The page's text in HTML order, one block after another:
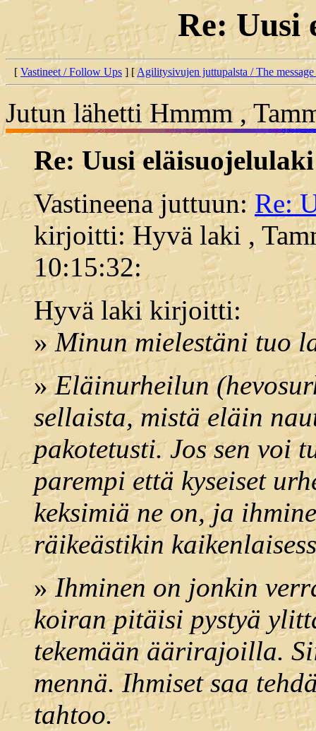
Re: Uusi
[ Vastineet / Follow Ups ] [Agilitysivujen juttupalsta / The
Jutun lähetti Hmmm ,
Re: Uusi eläisuojelulaki
Vastineena juttuun:Re:
kirjoitti: Hyvä laki ,
10:15:32:
Hyvä laki kirjoitti:
» Minun mielestäni tuo
»Eläinurheilun
sellaista, mistä eläin
pakotetusti. Jos sen voi
parempi että kyseiset
keksimiä ne on, ja
räikeästikin
»Ihminen on jonkin
koiran pitäisi pystyä
tekemään äärirajoilla.
mennä. Ihmiset saa
tahtoo.